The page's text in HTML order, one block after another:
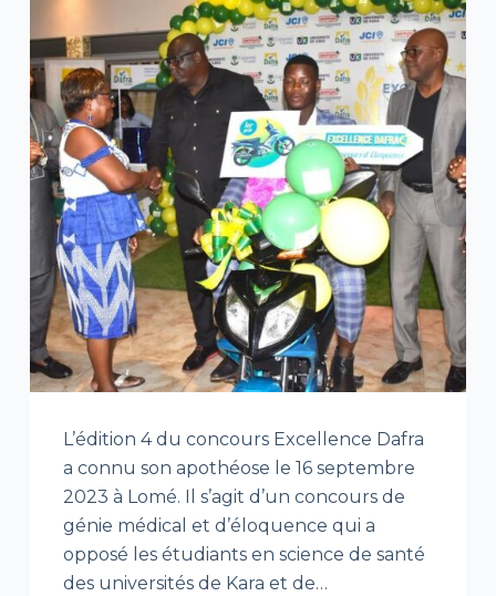
L’édition 4 du concours Excellence Dafra
a connu son apothéose le 16 septembre
2023 à Lomé. Il s’agit d’un concours de
génie médical et d’éloquence qui a
opposé les étudiants en science de santé
des universités de Kara et de…